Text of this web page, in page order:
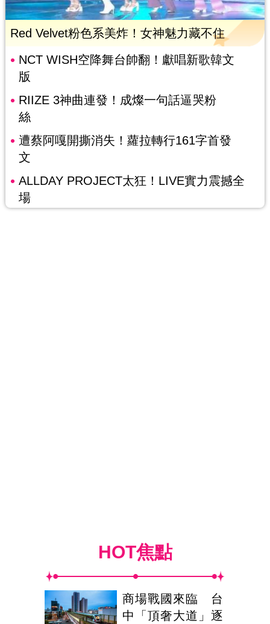
Red Velvet粉色系美炸！女神魅力藏不住
NCT WISH空降舞台帥翻！獻唱新歌韓文
版
RIIZE 3神曲連發！成燦一句話逼哭粉
絲
遭蔡阿嘎開撕消失！蘿拉轉行161字首發
文
ALLDAY PROJECT太狂！LIVE實力震撼全
場
HOT焦點
商場戰國來臨 台
中「頂奢大道」逐